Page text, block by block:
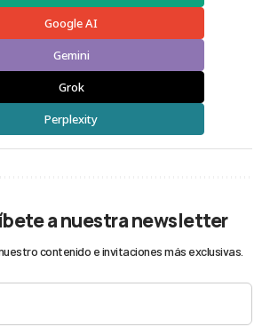
Google AI
Gemini
Grok
Perplexity
a nuestra newsletter
contenido e invitaciones más exclusivas.